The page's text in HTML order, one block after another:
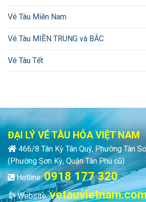
Vé Tàu Miền Nam
Vé Tàu MIỀN TRUNG và BẮC
Vé Tàu Tết
ĐẠI LÝ VÉ TÀU HỎA VIỆT NAM
466/8 Tân Kỳ Tân Quý, Phường Tân
(Phường Sơn Kỳ, Quận Tân Phú cũ)
Hotline:0918 177 320
Website: